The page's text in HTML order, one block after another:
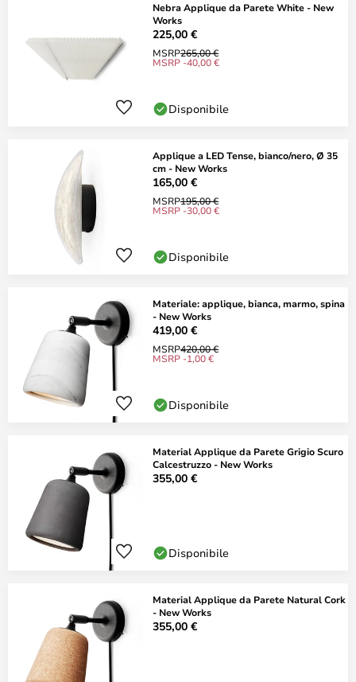
Nebra Applique da Parete White - New
Works
225,00 €
MSRP265,00 €
MSRP -40,00 €
Disponibile
Applique a LED Tense, bianco/nero, Ø 35
cm - New Works
165,00 €
MSRP195,00 €
MSRP -30,00 €
Disponibile
Materiale: applique, bianca, marmo, spina
- New Works
419,00 €
MSRP420,00 €
MSRP -1,00 €
Disponibile
Material Applique da Parete Grigio Scuro
Calcestruzzo - New Works
355,00 €
Disponibile
Material Applique da Parete Natural Cork
- New Works
355,00 €